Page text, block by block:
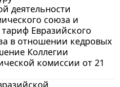
деятельности
союза и
Евразийского
в отношении кедровых
Коллегии
комиссии от 21